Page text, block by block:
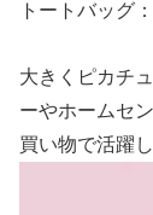
トートバッグ
大きくピカチ
ーやホームセ
買い物で活躍し